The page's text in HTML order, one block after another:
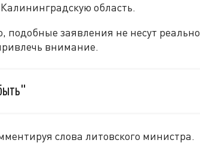
область.
подобные заявления не несут
внимание.
слова литовского министра.